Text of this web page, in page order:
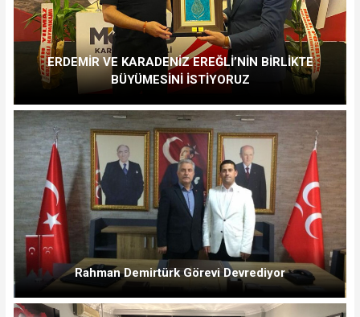
ERDEMİR VE KARADENİZ EREĞLİ’NİN BİRLİKTE
BÜYÜMESİNİ İSTİYORUZ
Rahman Demirtürk Görevi Devrediyor